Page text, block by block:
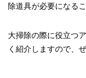
除道具が必要になる
大掃除の際に役立つ
く紹介しますので、